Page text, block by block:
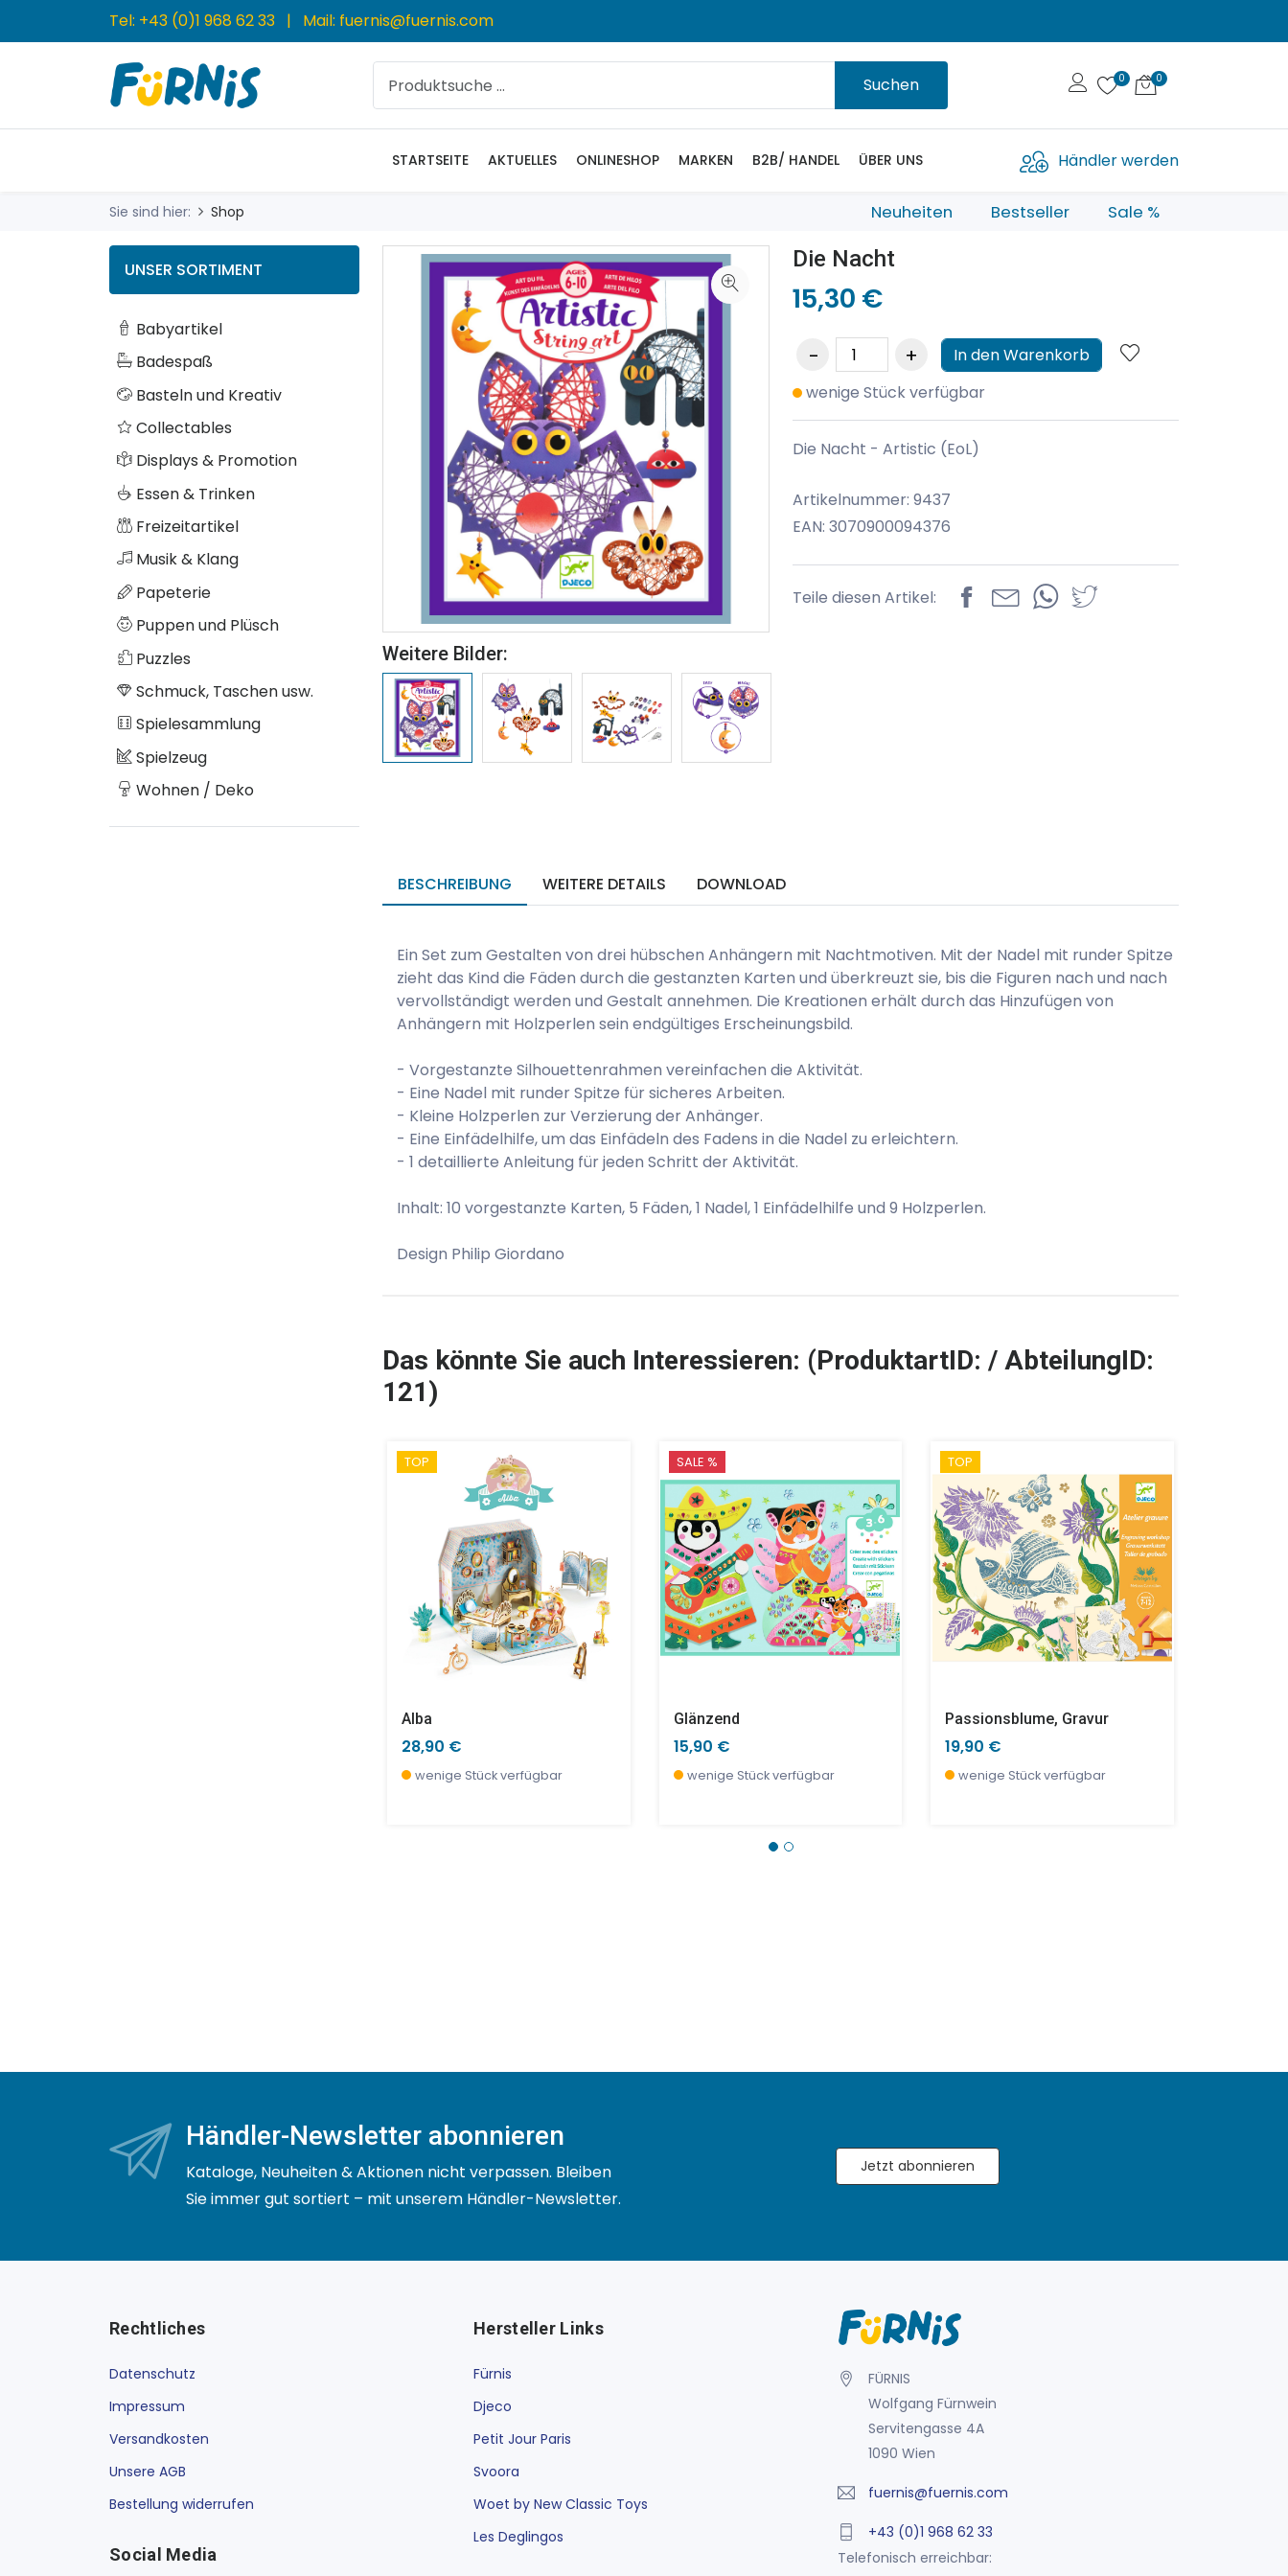
Tel: +43 (0)1 968 62 33 | Mail: fuernis@fuernis.com
Suchen
STARTSEITE AKTUELLES ONLINESHOP MARKEN B2B/ HANDEL ÜBER UNS Händler werden
Sie sind hier: Shop Neuheiten Bestseller Sale %
UNSER SORTIMENT
Babyartikel
Badespaß
Basteln und Kreativ
Collectables
Displays & Promotion
Essen & Trinken
Freizeitartikel
Musik & Klang
Papeterie
Puppen und Plüsch
Puzzles
Schmuck, Taschen usw.
Spielesammlung
Spielzeug
Wohnen / Deko
Weitere Bilder:
Die Nacht
15,30 €
In den Warenkorb
wenige Stück verfügbar
Die Nacht - Artistic (EoL)
Artikelnummer: 9437
EAN: 3070900094376
Teile diesen Artikel:
BESCHREIBUNG WEITERE DETAILS DOWNLOAD
Ein Set zum Gestalten von drei hübschen Anhängern mit Nachtmotiven. Mit der Nadel mit runder Spitze
zieht das Kind die Fäden durch die gestanzten Karten und überkreuzt sie, bis die Figuren nach und nach
vervollständigt werden und Gestalt annehmen. Die Kreationen erhält durch das Hinzufügen von
Anhängern mit Holzperlen sein endgültiges Erscheinungsbild.
- Vorgestanzte Silhouettenrahmen vereinfachen die Aktivität.
- Eine Nadel mit runder Spitze für sicheres Arbeiten.
- Kleine Holzperlen zur Verzierung der Anhänger.
- Eine Einfädelhilfe, um das Einfädeln des Fadens in die Nadel zu erleichtern.
- 1 detaillierte Anleitung für jeden Schritt der Aktivität.
Inhalt: 10 vorgestanzte Karten, 5 Fäden, 1 Nadel, 1 Einfädelhilfe und 9 Holzperlen.
Design Philip Giordano
Das könnte Sie auch Interessieren: (ProduktartID: / AbteilungID:
121)
TOP
Alba
28,90 €
wenige Stück verfügbar
SALE %
Glänzend
15,90 €
wenige Stück verfügbar
TOP
Passionsblume, Gravur
19,90 €
wenige Stück verfügbar
Händler-Newsletter abonnieren
Kataloge, Neuheiten & Aktionen nicht verpassen. Bleiben
Sie immer gut sortiert – mit unserem Händler-Newsletter.
Jetzt abonnieren
Rechtliches
Datenschutz
Impressum
Versandkosten
Unsere AGB
Bestellung widerrufen
Social Media
Hersteller Links
Fürnis
Djeco
Petit Jour Paris
Svoora
Woet by New Classic Toys
Les Deglingos
FÜRNIS
Wolfgang Fürnwein
Servitengasse 4A
1090 Wien
fuernis@fuernis.com
+43 (0)1 968 62 33
Telefonisch erreichbar: